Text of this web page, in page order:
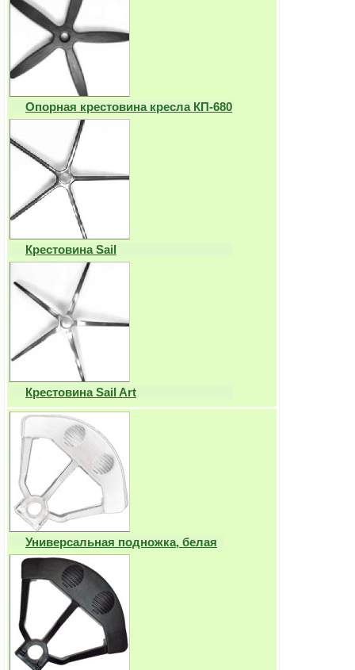
Опорная крестовина кресла КП-680
Крестовина Sail
Крестовина Sail Art
Универсальная подножка, белая